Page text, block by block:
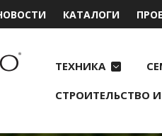
КАТАЛОГИ
ТЕХНИКА
СТРОИТЕЛЬСТВО